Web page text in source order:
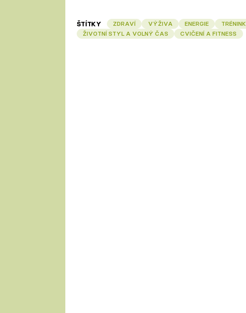
ŠTÍTKY ZDRAVÍ VÝŽIVA ENERGIE TRÉNINK
ŽIVOTNÍ STYL A VOLNÝ ČAS
CVIČENÍ A FITNESS